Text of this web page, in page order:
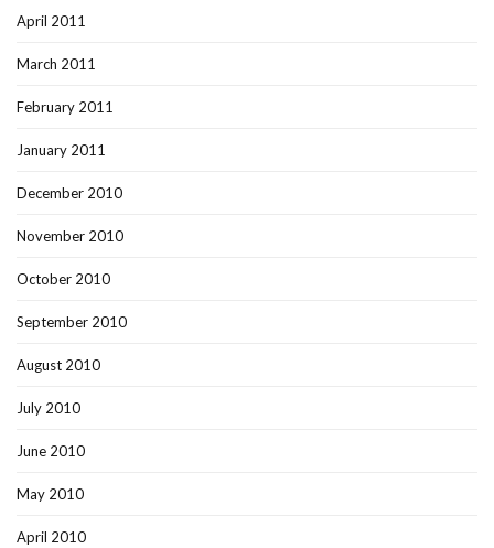
April 2011
March 2011
February 2011
January 2011
December 2010
November 2010
October 2010
September 2010
August 2010
July 2010
June 2010
May 2010
April 2010